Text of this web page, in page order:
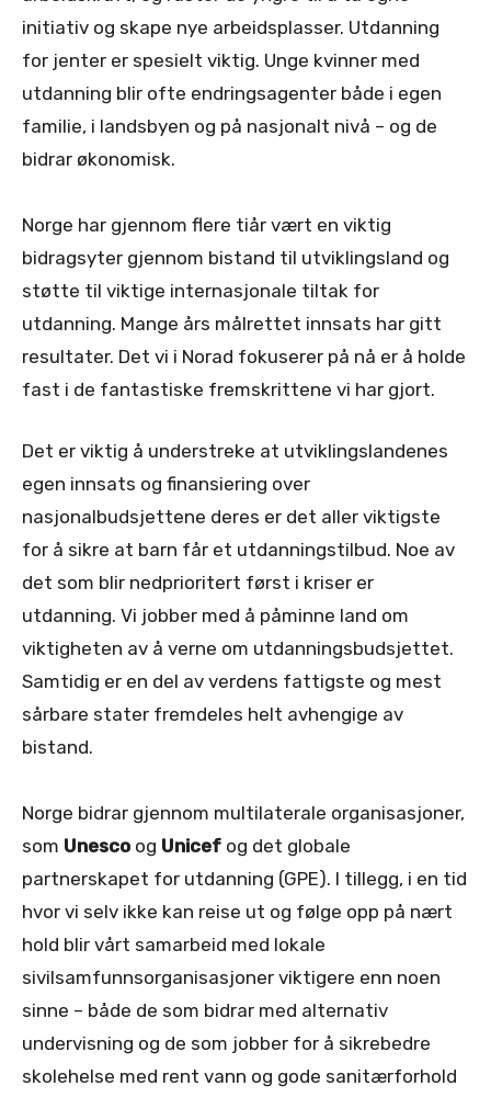
initiativ og skape nye arbeidsplasser. Utdanning
for jenter er spesielt viktig. Unge kvinner med
utdanning blir ofte endringsagenter både i egen
familie, i landsbyen og på nasjonalt nivå – og de
bidrar økonomisk.
Norge har gjennom flere tiår vært en viktig
bidragsyter gjennom bistand til utviklingsland og
støtte til viktige internasjonale tiltak for
utdanning. Mange års målrettet innsats har gitt
resultater. Det vi i Norad fokuserer på nå er å holde
fast i de fantastiske fremskrittene vi har gjort.
Det er viktig å understreke at utviklingslandenes
egen innsats og finansiering over
nasjonalbudsjettene deres er det aller viktigste
for å sikre at barn får et utdanningstilbud. Noe av
det som blir nedprioritert først i kriser er
utdanning. Vi jobber med å påminne land om
viktigheten av å verne om utdanningsbudsjettet.
Samtidig er en del av verdens fattigste og mest
sårbare stater fremdeles helt avhengige av
bistand.
Norge bidrar gjennom multilaterale organisasjoner,
som Unesco og Unicef og det globale
partnerskapet for utdanning (GPE). I tillegg, i en tid
hvor vi selv ikke kan reise ut og følge opp på nært
hold blir vårt samarbeid med lokale
sivilsamfunnsorganisasjoner viktigere enn noen
sinne – både de som bidrar med alternativ
undervisning og de som jobber for å sikrebedre
skolehelse med rent vann og gode sanitærforhold